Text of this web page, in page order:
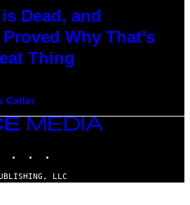
Dead, and
Why That’s
Thing
Catlin
LLC